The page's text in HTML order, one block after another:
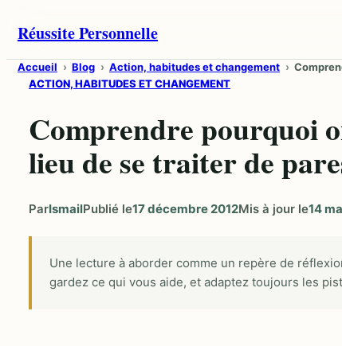
au
contenu
Réussite Personnelle
Accueil Blog Action, habitudes et changement
ACTION, HABITUDES ET CHANGEMENT
Comprendre pourquoi
lieu de se traiter de
ParIsmailPublié le17 décembre 2012Mis à jour le14
Une lecture à aborder comme un repère de
gardez ce qui vous aide, et adaptez toujours les